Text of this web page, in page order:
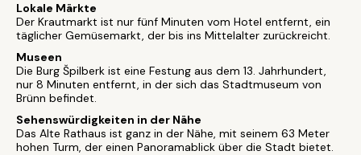
Lokale Märkte
Der Krautmarkt ist nur fünf Minuten vom Hotel entfernt, ein
täglicher Gemüsemarkt, der bis ins Mittelalter zurückreicht.
Museen
Die Burg Špilberk ist eine Festung aus dem 13. Jahrhundert,
nur 8 Minuten entfernt, in der sich das Stadtmuseum von
Brünn befindet.
Sehenswürdigkeiten in der Nähe
Das Alte Rathaus ist ganz in der Nähe, mit seinem 63 Meter
hohen Turm, der einen Panoramablick über die Stadt bietet.